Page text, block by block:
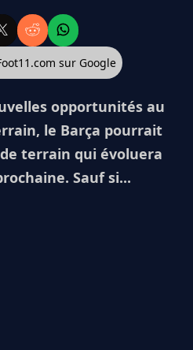
sur Google
opportunités au
le Barça pourrait
terrain qui évoluera
Sauf si...